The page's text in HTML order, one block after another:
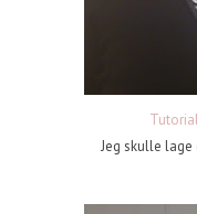
Jeg skulle